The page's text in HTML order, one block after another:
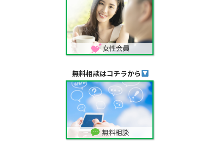
無料相談はコチラから